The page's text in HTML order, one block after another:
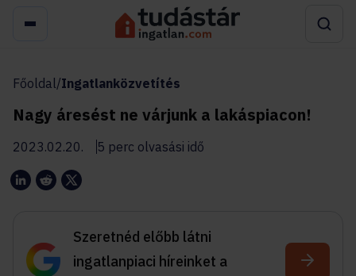
Főoldal/Ingatlanközvetítés
Nagy áresést ne várjunk a lakáspiacon!
2023.02.20. 5 perc olvasási idő
Szeretnéd előbb látni
ingatlanpiaci híreinket a